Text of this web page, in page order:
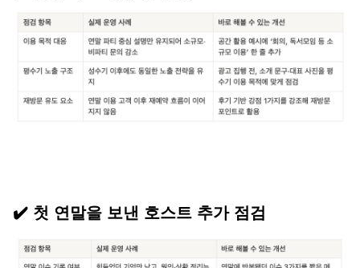
✔️ 첫 연말을 보낸 호스트 추가 점검